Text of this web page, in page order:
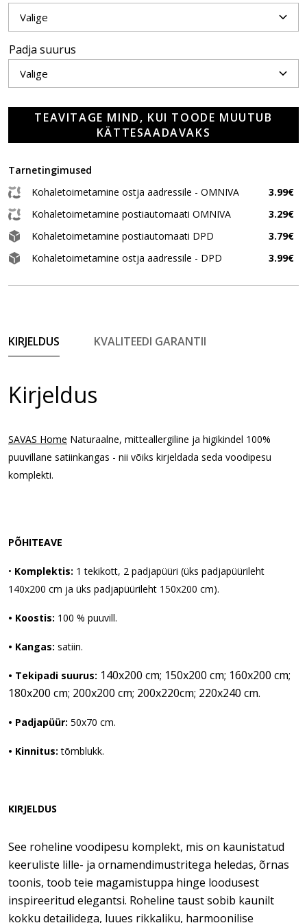
Padja suurus
TEAVITAGE MIND, KUI TOODE MUUTUB
KÄTTESAADAVAKS
Tarnetingimused
Kohaletoimetamine ostja aadressile - OMNIVA
3.99€
Kohaletoimetamine postiautomaati OMNIVA
3.29€
Kohaletoimetamine postiautomaati DPD
3.79€
Kohaletoimetamine ostja aadressile - DPD
3.99€
KIRJELDUS KVALITEEDI GARANTII
Kirjeldus
SAVAS Home Naturaalne, mitteallergiline ja higikindel 100%
puuvillane satiinkangas - nii võiks kirjeldada seda voodipesu
komplekti.
PÕHITEAVE
• Komplektis: 1 tekikott, 2 padjapüüri (üks padjapüürileht
140x200 cm ja üks padjapüürileht 150x200 cm).
• Koostis: 100 % puuvill.
• Kangas: satiin.
• Tekipadi suurus: 140x200 cm; 150x200 cm; 160x200 cm;
180x200 cm; 200x200 cm; 200x220cm; 220x240 cm.
• Padjapüür: 50x70 cm.
• Kinnitus: tõmblukk.
KIRJELDUS
See roheline voodipesu komplekt, mis on kaunistatud
keeruliste lille- ja ornamendimustritega heledas, õrnas
toonis, toob teie magamistuppa hinge loodusest
inspireeritud elegantsi. Roheline taust sobib kaunilt
kokku detailidega, luues rikkaliku, harmoonilise